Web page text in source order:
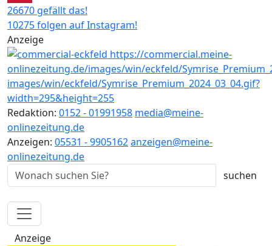
26670 gefällt das!
10275 folgen auf Instagram!
Anzeige
Redaktion: 0152 - 01991958 media@meine-
onlinezeitung.de
Anzeigen: 05531 - 9905162anzeigen@meine-
onlinezeitung.de
Anzeige